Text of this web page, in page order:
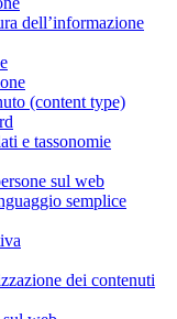
dell’informazione
(content type)
e tassonomie
sul web
semplice
dei contenuti